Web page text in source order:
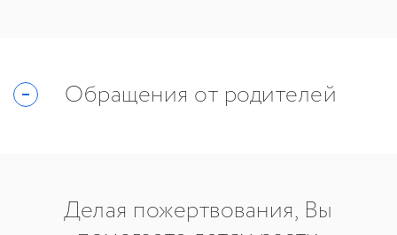
Обращения от родителей
Делая пожертвования, Вы